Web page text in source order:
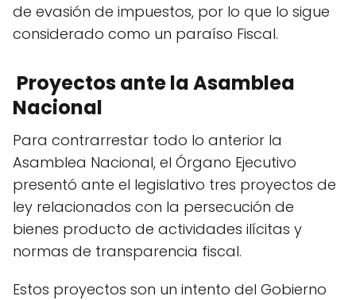
de evasión de impuestos, por lo que lo sigue
considerado como un paraíso Fiscal.
Proyectos ante la Asamblea
Nacional
Para contrarrestar todo lo anterior la
Asamblea Nacional, el Órgano Ejecutivo
presentó ante el legislativo tres proyectos de
ley relacionados con la persecución de
bienes producto de actividades ilícitas y
normas de transparencia fiscal.
Estos proyectos son un intento del Gobierno